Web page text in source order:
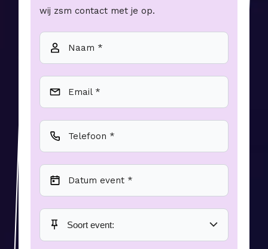
wij zsm contact met je op.
Naam *
Email *
Telefoon *
Datum event *